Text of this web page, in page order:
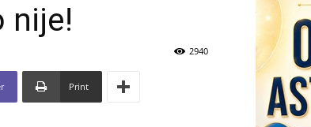
nije!
2940
Print